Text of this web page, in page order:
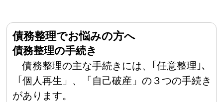
債務整理でお悩みの方へ
債務整理の手続き
債務整理の主な手続きには、｢任意整理｣、
「個人再生」、「自己破産」の３つの手続き
があります。